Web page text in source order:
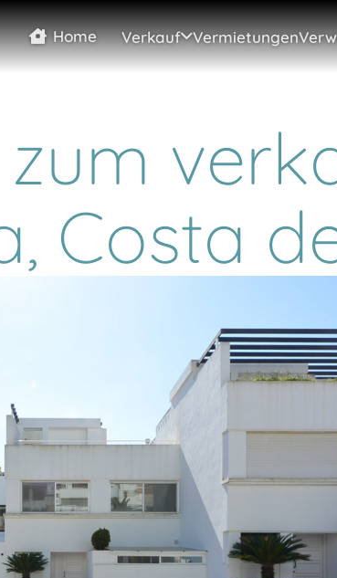
Home Verkauf Vermietungen
Costa